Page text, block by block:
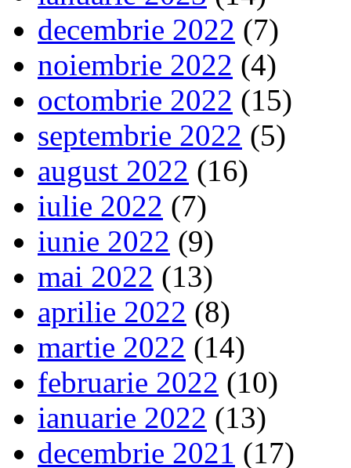
decembrie 2022 (7)
noiembrie 2022 (4)
octombrie 2022 (15)
septembrie 2022 (5)
august 2022 (16)
iulie 2022 (7)
iunie 2022 (9)
mai 2022 (13)
aprilie 2022 (8)
martie 2022 (14)
februarie 2022 (10)
ianuarie 2022 (13)
decembrie 2021 (17)